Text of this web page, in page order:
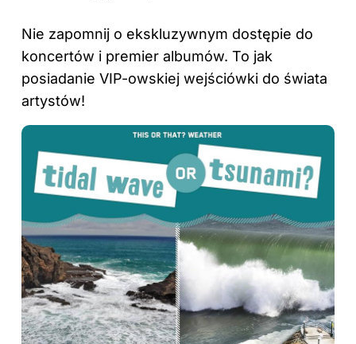
Nie zapomnij o ekskluzywnym dostępie do
koncertów i premier albumów. To jak
posiadanie VIP-owskiej wejściówki do świata
artystów!